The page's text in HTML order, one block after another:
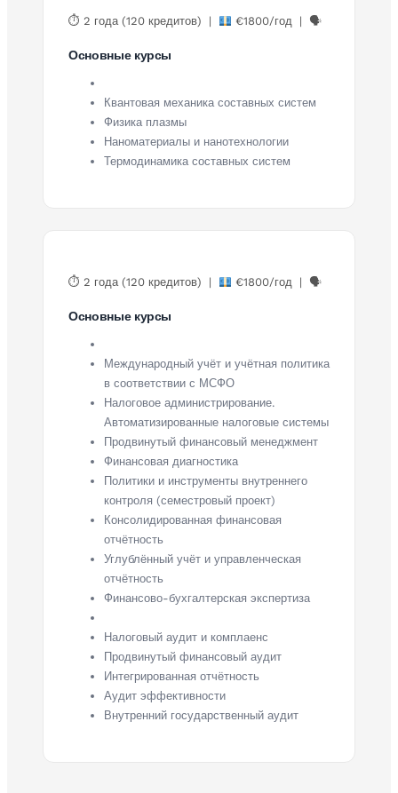
⏱ 2 года (120 кредитов) | €1800/год | 🗣
Основные курсы
Квантовая механика составных систем
Физика плазмы
Наноматериалы и нанотехнологии
Термодинамика составных систем
⏱ 2 года (120 кредитов) | €1800/год | 🗣
Основные курсы
Международный учёт и учётная политика
в соответствии с МСФО
Налоговое администрирование.
Автоматизированные налоговые системы
Продвинутый финансовый менеджмент
Финансовая диагностика
Политики и инструменты внутреннего
контроля (семестровый проект)
Консолидированная финансовая
отчётность
Углублённый учёт и управленческая
отчётность
Финансово-бухгалтерская экспертиза
Налоговый аудит и комплаенс
Продвинутый финансовый аудит
Интегрированная отчётность
Аудит эффективности
Внутренний государственный аудит